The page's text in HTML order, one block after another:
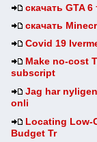
скачать GTA
скачать
Covid 19
Make no-cost
subscript
Jag har
onli
Locating Low-
Budget Tr